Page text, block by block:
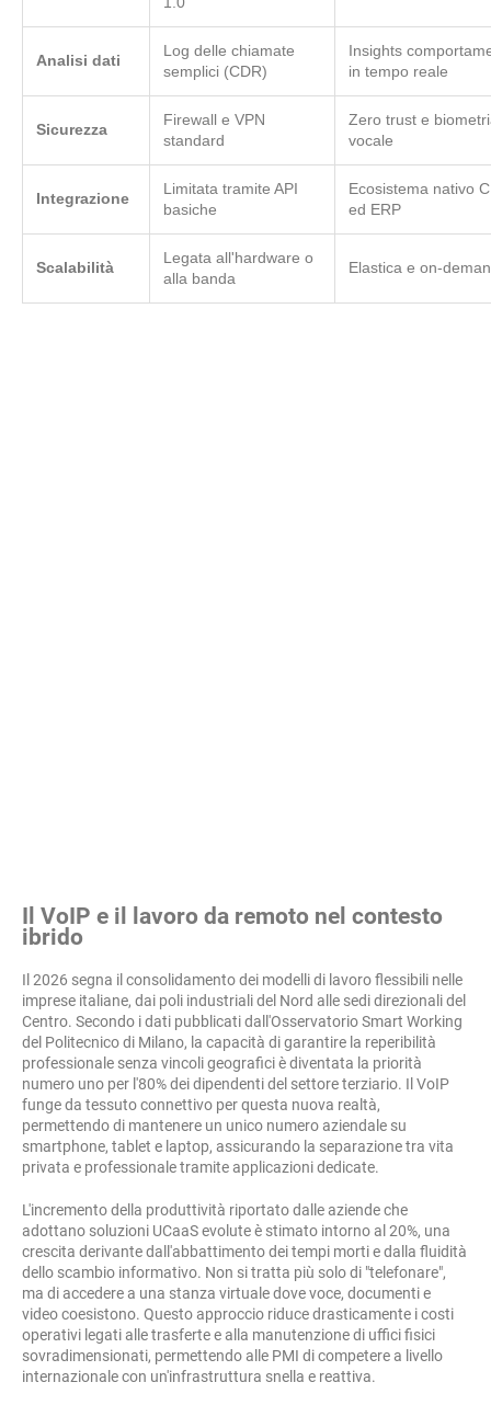
Analisi dati
Log delle chiamate
semplici (CDR)
Insights
in tempo reale
Sicurezza
Firewall e VPN
standard
Zero trust e
vocale
Integrazione
Limitata tramite API
basiche
Ecosistema nativo
ed ERP
Scalabilità
Legata all'hardware o
alla banda
Elastica e on-
Il VoIP e il lavoro da remoto nel contesto
ibrido
Il 2026 segna il consolidamento dei modelli di lavoro flessibili nelle
imprese italiane, dai poli industriali del Nord alle sedi direzionali del
Centro. Secondo i dati pubblicati dall'Osservatorio Smart Working
del Politecnico di Milano, la capacità di garantire la reperibilità
professionale senza vincoli geografici è diventata la priorità
numero uno per l'80% dei dipendenti del settore terziario. Il VoIP
funge da tessuto connettivo per questa nuova realtà,
permettendo di mantenere un unico numero aziendale su
smartphone, tablet e laptop, assicurando la separazione tra vita
privata e professionale tramite applicazioni dedicate.
L'incremento della produttività riportato dalle aziende che
adottano soluzioni UCaaS evolute è stimato intorno al 20%, una
crescita derivante dall'abbattimento dei tempi morti e dalla fluidità
dello scambio informativo. Non si tratta più solo di "telefonare",
ma di accedere a una stanza virtuale dove voce, documenti e
video coesistono. Questo approccio riduce drasticamente i costi
operativi legati alle trasferte e alla manutenzione di uffici fisici
sovradimensionati, permettendo alle PMI di competere a livello
internazionale con un'infrastruttura snella e reattiva.